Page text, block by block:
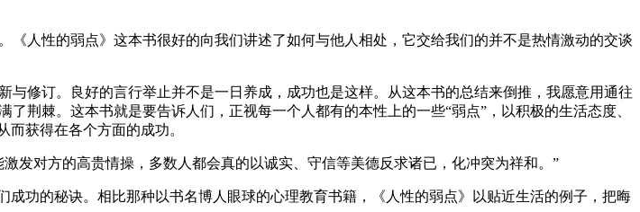
人性的弱点》这本书很好的向我们讲述了如何与他人相处，它交给我们的并不是热情激动的交谈
修订。良好的言行举止并不是一日养成，成功也是这样。从这本书的总结来倒推，我愿意用通往
荆棘。这本书就是要告诉人们，正视每一个人都有的本性上的一些“弱点”，以积极的生活态度、
获得在各个方面的成功。
发对方的高贵情操，多数人都会真的以诚实、守信等美德反求诸已，化冲突为祥和。”
功的秘诀。相比那种以书名博人眼球的心理教育书籍，《人性的弱点》以贴近生活的例子，把晦